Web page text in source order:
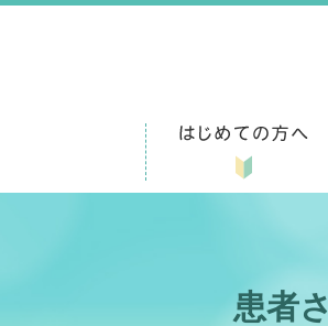
患者